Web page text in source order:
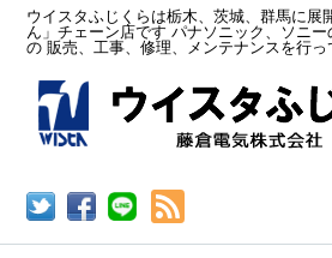
ウイスタふじくらは栃木、茨城、群馬に展
ん」チェーン店です パナソニック、ソニ
の 販売、工事、修理、メンテナンスを行っ